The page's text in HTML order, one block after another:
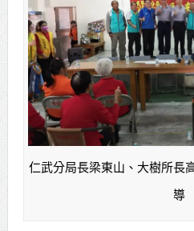
全自動電動擔架床
美濃稻米品質競賽
揭開好飯祕密、飄米
蔣萬安指示各單位
風各項防災準備工作
仁武分局長梁東山、大樹所長
導